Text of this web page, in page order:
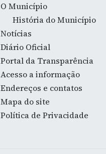
O Município
História do Município
Notícias
Diário Oficial
Portal da Transparência
Acesso a informação
Endereços e contatos
Mapa do site
Política de Privacidade